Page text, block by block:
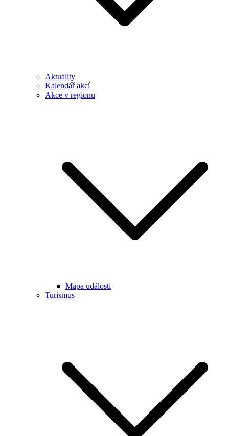
Aktuality
Kalendář akcí
Akce v regionu
Mapa událostí
Turismus